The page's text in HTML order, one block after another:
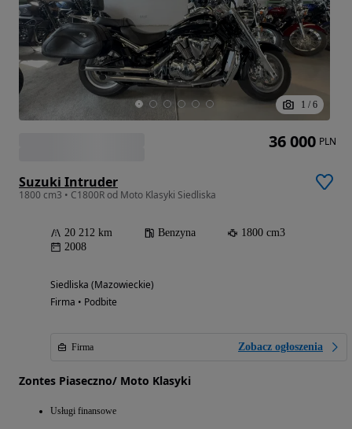
1 / 6
Suzuki Intruder
1800 cm3 • C1800R od Moto Klasyki Siedliska
20 212 km Benzyna
1800 cm3
2008
Siedliska (Mazowieckie)
Firma • Podbite
Firma Zobacz ogłoszenia
Zontes Piaseczno/ Moto Klasyki
Usługi finansowe
36 000 PLN